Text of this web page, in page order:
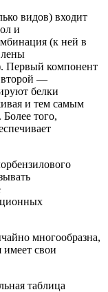
видов) входит
и
(к ней в
Первый компонент
второй —
белки
и тем самым
того,
многообразна,
имеет свои
таблица